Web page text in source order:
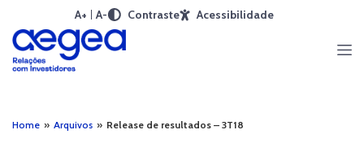
A+ A- Contraste Acessibilidade
Home » Arquivos » Release de resultados – 3T18